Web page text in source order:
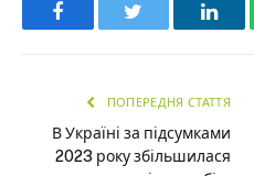
Facebook
ПОПЕРЕДНЯ СТАТТЯ
В Україні за підсумками
2023 року збільшилася